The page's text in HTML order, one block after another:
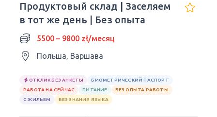
Продуктовый склад | Заселяем
в тот же день | Без опыта
5500 – 9800 zł/месяц
Польша, Варшава
ОТКЛИК БЕЗ АНКЕТЫ
БИОМЕТРИЧЕСКИЙ ПАСПОРТ
РАБОТА НА СЕЙЧАС
ПИТАНИЕ
БЕЗ ОПЫТА РАБОТЫ
С ЖИЛЬЕМ
БЕЗ ЗНАНИЯ ЯЗЫКА